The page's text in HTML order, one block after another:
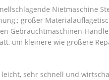
Nietmaschine
großer
Gebrauchtmaschinen-
um kleinere wie größere
sehr schnell und